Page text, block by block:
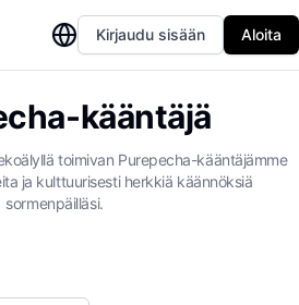
Kirjaudu sisään Aloita
kääntäjä
toimivan Purepecha-kääntäjämme
ja kulttuurisesti herkkiä käännöksiä
sormenpäilläsi.